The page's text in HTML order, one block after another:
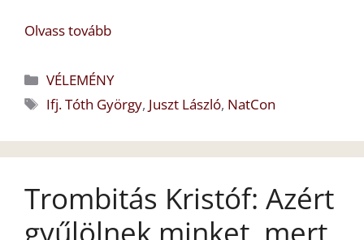
Olvass tovább
Kategória
VÉLEMÉNY
Címkék
Ifj. Tóth György, Juszt László, NatCon
Trombitás Kristóf: Azért